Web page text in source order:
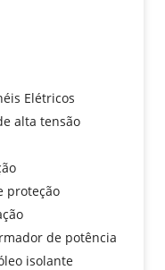
Elétricos
alta tensão
proteção
de potência
isolante